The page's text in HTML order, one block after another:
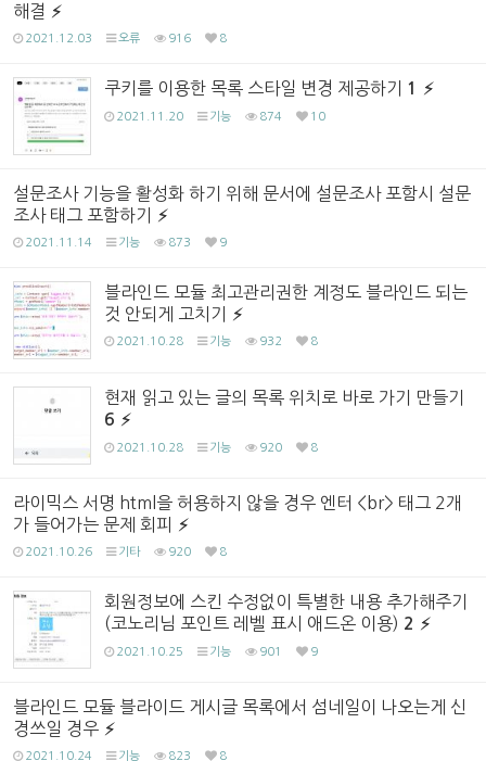
해결
2021.12.03 오류 916 8
쿠키를 이용한 목록 스타일 변경 제공하기 1
2021.11.20 기능 874 10
설문조사 기능을 활성화 하기 위해 문서에 설문조사 포함시 설문
조사 태그 포함하기
2021.11.14 기능 873 9
블라인드 모듈 최고관리권한 계정도 블라인드 되는
것 안되게 고치기
2021.10.28 기능 932 8
현재 읽고 있는 글의 목록 위치로 바로 가기 만들기
6
2021.10.28 기능 920 8
라이믹스 서명 html을 허용하지 않을 경우 엔터 <br> 태그 2개
가 들어가는 문제 회피
2021.10.26 기타 920 8
회원정보에 스킨 수정없이 특별한 내용 추가해주기
(코노리님 포인트 레벨 표시 애드온 이용) 2
2021.10.25 기능 901 9
블라인드 모듈 블라이드 게시글 목록에서 섬네일이 나오는게 신
경쓰일 경우
2021.10.24 기능 823 8